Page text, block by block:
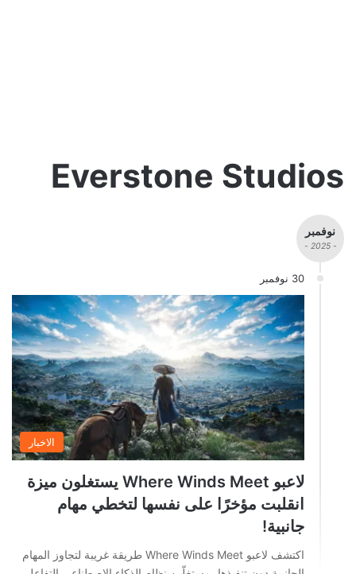
Everstone Studios
نوفمبر
- 2025 -
30 نوفمبر
الاخبار
لاعبو Where Winds Meet يستغلون ميزة
انقلبت مؤخرًا على نفسها لتخطي مهام
جانبية!
اكتشف لاعبو Where Winds Meet طريقة غريبة لتجاوز المهام